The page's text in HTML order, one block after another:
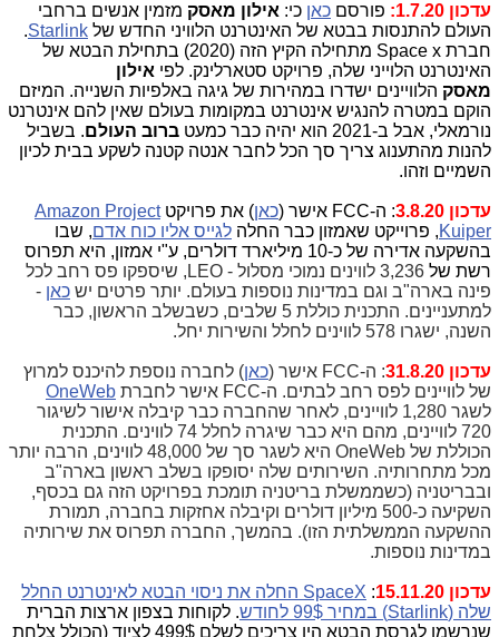
עדכון 1.7.20: פורסם כאן כי: אילון מאסק מזמין אנשים ברחבי
העולם להתנסות בבטא של האינטרנט הלוויני החדש של Starlink
.
חברת Space x מתחילה הקיץ הזה (2020) בתחילת הבטא של
האינטרנט הלוייני שלה, פרויקט סטארלינק. לפי אילון
מאסק הלוויינים ישדרו במהירות של גיגה באלפיות השנייה. המיזם
הוקם במטרה להנגיש אינטרנט במקומות בעולם שאין להם אינטרנט
נורמאלי, אבל ב-2021 הוא יהיה כבר כמעט
ברוב העולם. בשביל
להנות מהתענוג צריך סך הכל לחבר אנטה קטנה לשקע בבית לכיון
השמיים וזהו.
עדכון 3.8.20 : ה-FCC אישר ( כאן) את פרויקטAmazon Project
Kuiper, פרוייקט שאמזון כבר החלה לגייס אליו כוח אדם, שבו
בהשקעה אדירה של כ-10 מיליארד דולרים, ע"י אמזון, היא תפרוס
רשת של
3,236 לווינים נמוכי מסלול - LEO, שיספקו פס רחב לכל
פינה בארה"ב וגם במדינות נוספות בעולם. יותר פרטים יש כאן -
למתעניינים. התכנית כוללת 5 שלבים, כשבשלב הראשון, כבר
השנה, ישגרו 578 לווינים לחלל והשירות יחל.
עדכון 31.8.20 : ה-FCC אישר ( כאן) לחברה נוספת להיכנס למרוץ
של לוויינים לפס רחב לבתים. ה-FCC אישר לחברת
OneWeb
לשגר 1,280 לוויינים, לאחר שהחברה כבר קיבלה אישור לשיגור
720 לוויינים, מהם היא כבר שיגרה לחלל 74 לווינים. התכנית
הכוללת של OneWeb היא לשגר סך של 48,000 לווינים, הרבה יותר
מכל מתחרותיה. השירותים שלה יסופקו בשלב ראשון בארה"ב
ובבריטניה (כשממשלת בריטניה תומכת בפרויקט הזה גם בכסף,
השקיעה כ-500 מיליון דולרים וקיבלה אחזקות בחברה, תמורת
ההשקעה הממשלתית הזו). בהמשך, החברה תפרוס את שירותיה
במדינות נוספות.
עדכון 15.11.20 :
SpaceX החלה את ניסוי הבטא לאינטרנט החלל
שלה (Starlink) במחיר 99$ לחודש
. לקוחות בצפון ארצות הברית
שנרשמו לגרסת הבטא היו צריכים לשלם 499$ לציוד (הכולל צלחת